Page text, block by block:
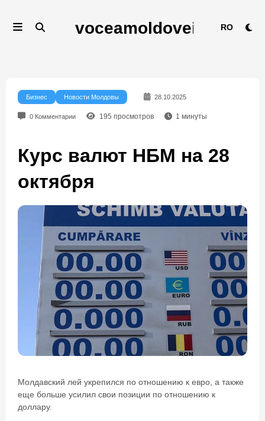
содержимому
RO
Бизнес Новости Молдовы 28.10.2025
0 Комментарии 195 просмотров 1 минуты
Курс валют НБМ на 28
октября
Молдавский лей укрепился по отношению к евро, а также
еще больше усилил свои позиции по отношению к
доллару.